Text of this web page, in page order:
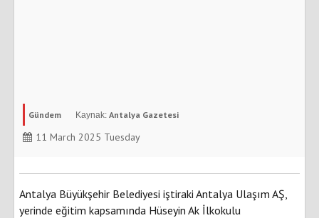
Gündem Antalya Gazetesi
11 March 2025 Tuesday
Antalya Büyükşehir Belediyesi iştiraki Antalya Ulaşım AŞ,
yerinde eğitim kapsamında Hüseyin Ak İlkokulu